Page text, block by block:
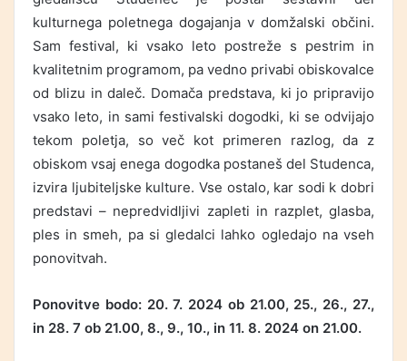
kulturnega poletnega dogajanja v domžalski občini.
Sam festival, ki vsako leto postreže s pestrim in
kvalitetnim programom, pa vedno privabi obiskovalce
od blizu in daleč. Domača predstava, ki jo pripravijo
vsako leto, in sami festivalski dogodki, ki se odvijajo
tekom poletja, so več kot primeren razlog, da z
obiskom vsaj enega dogodka postaneš del Studenca,
izvira ljubiteljske kulture. Vse ostalo, kar sodi k dobri
predstavi – nepredvidljivi zapleti in razplet, glasba,
ples in smeh, pa si gledalci lahko ogledajo na vseh
ponovitvah.
Ponovitve bodo: 20. 7. 2024 ob 21.00, 25., 26., 27.,
in 28. 7 ob 21.00, 8., 9., 10., in 11. 8. 2024 on 21.00.